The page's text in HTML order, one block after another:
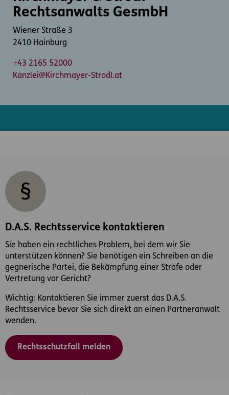
Rechtsanwalts GesmbH
Wiener Straße 3
2410 Hainburg
+43 2165 52000
Kanzlei@Kirchmayer-Strodl.at
D.A.S. Rechtsservice kontaktieren
Sie haben ein rechtliches Problem, bei dem wir Sie
unterstützen können? Sie benötigen ein Schreiben an die
gegnerische Partei, die Bekämpfung einer Strafe oder
Vertretung vor Gericht?
Wichtig: Kontaktieren Sie immer zuerst das D.A.S.
Rechtsservice bevor Sie sich direkt an einen Partneranwalt
wenden.
Rechtsschutzfall melden